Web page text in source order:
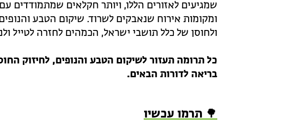
שמגיעים לאזורים הללו, ויותר חקלאים שמתמודדים
ומקומות אירוח שנאבקים לשרוד. שיקום הטבע
ולחוסן של כלל תושבי ישראל, הכמהים לחזרה לטייל
כל תרומה תעזור לשיקום הטבע והנופים, לחיזוק
בריאה לדורות הבאים.
🌳 תרמו עכשיו